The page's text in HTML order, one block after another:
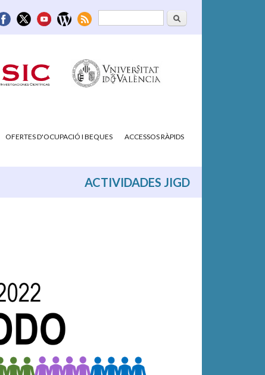
Formulari deCerca
OFERTES D'OCUPACIÓ I BEQUES ACCESSOS RÀPIDS
ACTIVIDADES JIGD